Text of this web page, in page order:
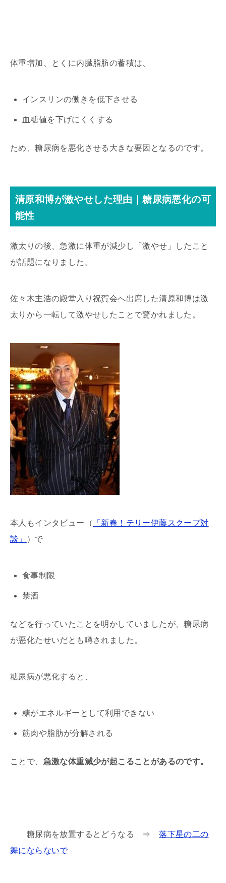
体重増加、とくに内臓脂肪の蓄積は、
インスリンの働きを低下させる
血糖値を下げにくくする
ため、糖尿病を悪化させる大きな要因となるのです。
清原和博が激やせした理由｜糖尿病悪化の可
能性
激太りの後、急激に体重が減少し「激やせ」したこと
が話題になりました。
佐々木主浩の殿堂入り祝賀会へ出席した清原和博は激
太りから一転して激やせしたことで驚かれました。
本人もインタビュー（
「新春！テリー伊藤スクープ対
談」
）で
食事制限
禁酒
などを行っていたことを明かしていましたが、糖尿病
が悪化たせいだとも噂されました。
糖尿病が悪化すると、
糖がエネルギーとして利用できない
筋肉や脂肪が分解される
ことで、 急激な体重減少が起こることがあるのです。
糖尿病を放置するとどうなる ⇒落下星の二の
舞にならないで